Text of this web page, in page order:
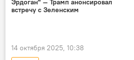
Эрдоган" — Трамп анонсировал
встречу с Зеленским
14 октября 2025, 10:38